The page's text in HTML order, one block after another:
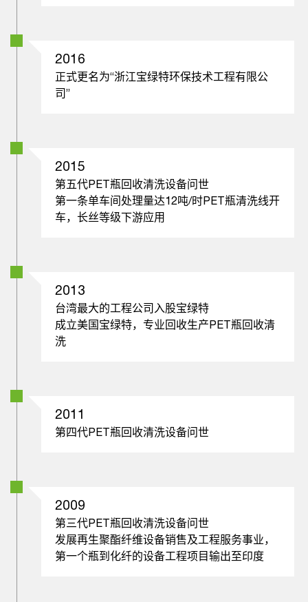
2016
正式更名为“浙江宝绿特环保技术工程有限公
司”
2015
第五代PET瓶回收清洗设备问世
第一条单车间处理量达12吨/时PET瓶清洗线开
车，长丝等级下游应用
2013
台湾最大的工程公司入股宝绿特
成立美国宝绿特，专业回收生产PET瓶回收清
洗
2011
第四代PET瓶回收清洗设备问世
2009
第三代PET瓶回收清洗设备问世
发展再生聚酯纤维设备销售及工程服务事业，
第一个瓶到化纤的设备工程项目输出至印度